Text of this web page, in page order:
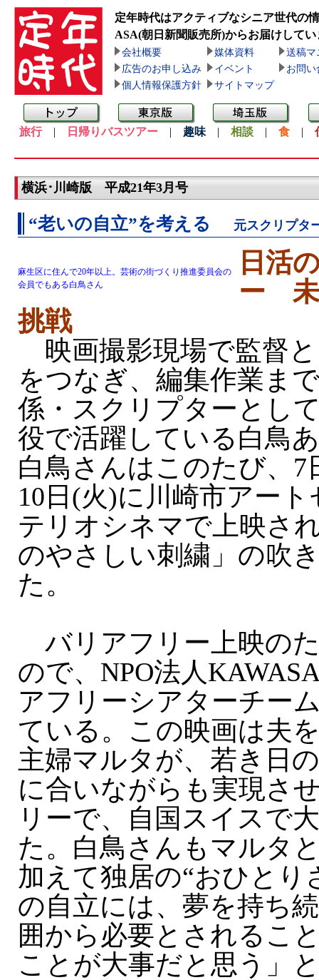
定年時代はアクティブなシニア世代の
ASA(朝日新聞販売所)からお届けしてい
会社概要 媒体資料
送稿マ
広告のお申し込み
イベント
お問い
個人情報保護方針
サイトマップ
旅行| 日帰りバスツアー | 趣味 | 相談 | 食 |
横浜･川崎版 平成21年3月号
“老いの自立”を考える 元スクリプタ
麻生区に住んで20年以上。芸術の街づくり推進委員会の
会員でもある白鳥さん
日活
ー 未
挑戦
映画撮影現場で監督
をつなぎ、編集作業ま
係・スクリプターとし
役で活躍している白鳥
白鳥さんはこのたび、7
10日(火)に川崎市アー
テリオシネマで上映さ
のやさしい刺繍」の吹
た。
バリアフリー上映の
ので、NPO法人
アフリーシアターチー
ている。この映画は夫
主婦マルタが、若き日
に合いながらも実現さ
リーで、自国スイスで
た。白鳥さんもマルタ
加えて独居の“おひとり
の自立には、夢を持ち
囲から必要とされるこ
ことが大事だと思う」